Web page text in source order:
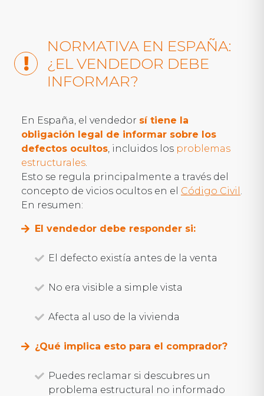
NORMATIVA EN ESPAÑA:
¿EL VENDEDOR DEBE
INFORMAR?
En España, el vendedor sí tiene la
obligación legal de informar sobre los
defectos ocultos , incluidos los problemas
estructurales
Esto se regula principalmente a través del
concepto de vicios ocultos en el Código Civil
En resumen:
El vendedor debe responder si:
El defecto existía antes de la venta
No era visible a simple vista
Afecta al uso de la vivienda
¿Qué implica esto para el comprador?
Puedes reclamar si descubres un
problema estructural no informado